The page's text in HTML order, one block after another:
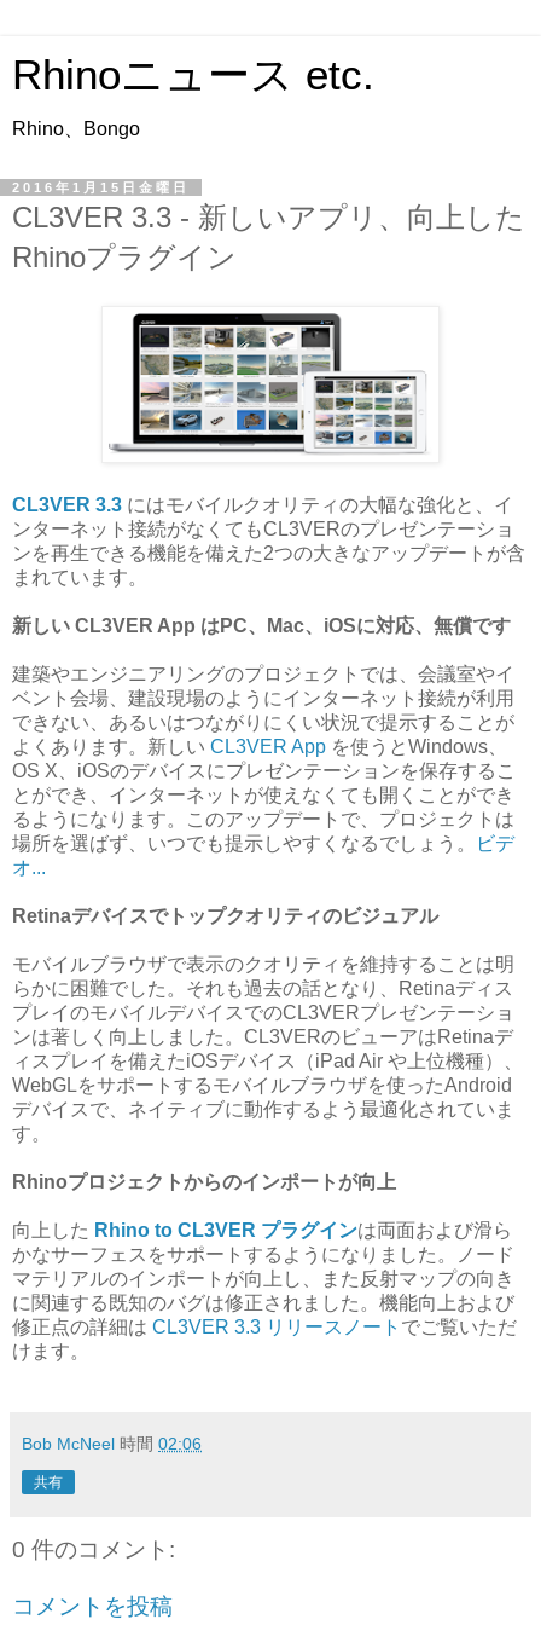
Rhinoニュース etc.
Rhino、Bongo
2016年1月15日金曜日
CL3VER 3.3 - 新しいアプリ、向上した
Rhinoプラグイン
CL3VER 3.3 にはモバイルクオリティの大幅な強化と、イ
ンターネット接続がなくてもCL3VERのプレゼンテーショ
ンを再生できる機能を備えた2つの大きなアップデートが含
まれています。
新しい CL3VER App はPC、Mac、iOSに対応、無償です
建築やエンジニアリングのプロジェクトでは、会議室やイ
ベント会場、建設現場のようにインターネット接続が利用
できない、あるいはつながりにくい状況で提示することが
よくあります。新しい CL3VER App を使うとWindows、
OS X、iOSのデバイスにプレゼンテーションを保存するこ
とができ、インターネットが使えなくても開くことができ
るようになります。このアップデートで、プロジェクトは
場所を選ばず、いつでも提示しやすくなるでしょう。
ビデ
オ...
Retinaデバイスでトップクオリティのビジュアル
モバイルブラウザで表示のクオリティを維持することは明
らかに困難でした。それも過去の話となり、Retinaディス
プレイのモバイルデバイスでのCL3VERプレゼンテーショ
ンは著しく向上しました。CL3VERのビューアはRetinaデ
ィスプレイを備えたiOSデバイス（iPad Air や上位機種）、
WebGLをサポートするモバイルブラウザを使ったAndroid
デバイスで、ネイティブに動作するよう最適化されていま
す。
Rhinoプロジェクトからのインポートが向上
向上した Rhino to CL3VER プラグインは両面および滑ら
かなサーフェスをサポートするようになりました。ノード
マテリアルのインポートが向上し、また反射マップの向き
に関連する既知のバグは修正されました。機能向上および
修正点の詳細は CL3VER 3.3 リリースノート でご覧いただ
けます。
Bob McNeel 時間 02:06
共有
0 件のコメント:
コメントを投稿